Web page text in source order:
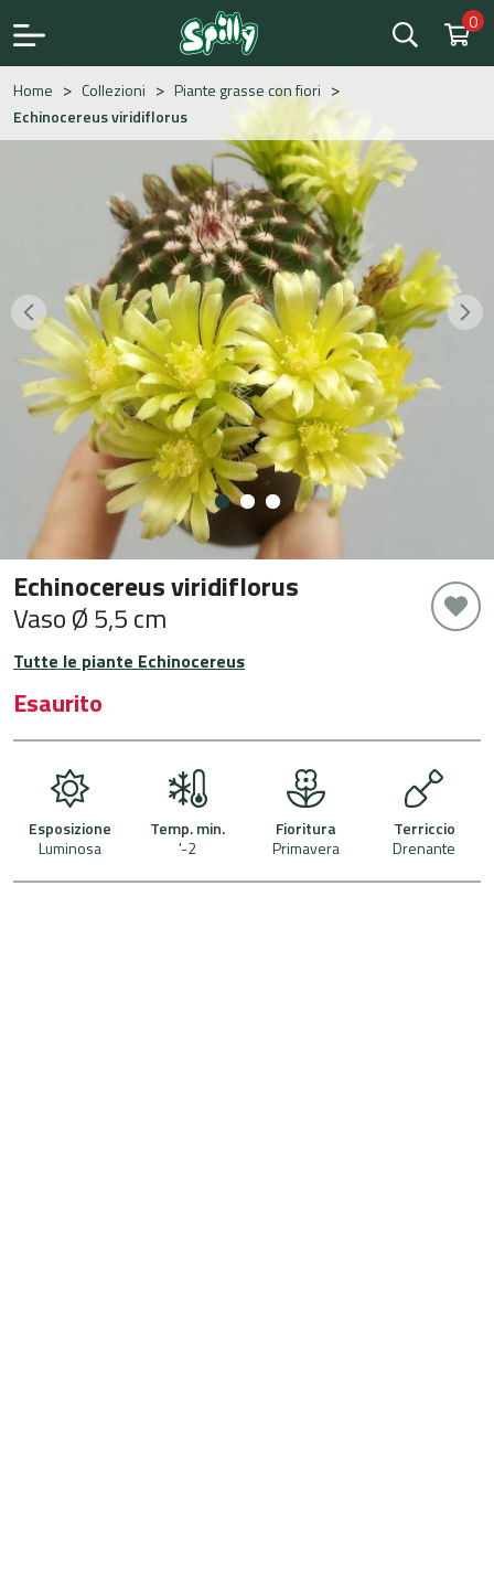
0
Home > Collezioni > Piante grasse con fiori >
Echinocereus viridiflorus
Echinocereus viridiflorus
Vaso Ø 5,5 cm
Tutte le piante Echinocereus
Esaurito
Esposizione
Luminosa
Temp. min.
'-2
Fioritura
Primavera
Terriccio
Drenante